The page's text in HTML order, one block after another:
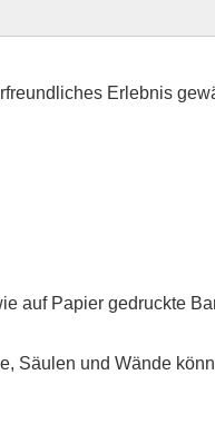
Erlebnis
auf Papier gedruckte
Säulen und Wände